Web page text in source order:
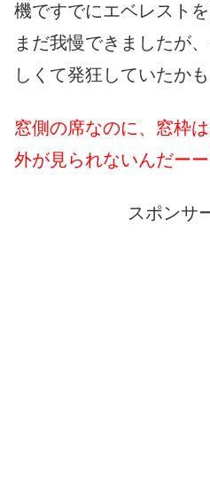
機ですでにエベレスト
まだ我慢できましたが
しくて発狂していたかも
窓側の席なのに、窓枠
外が見られないんだーー
スポンサ